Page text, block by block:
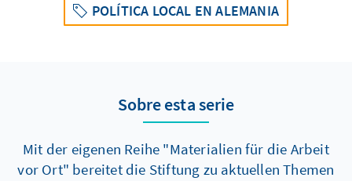
POLÍTICA LOCAL EN ALEMANIA
Sobre esta serie
Mit der eigenen Reihe "Materialien für die Arbeit
vor Ort" bereitet die Stiftung zu aktuellen Themen